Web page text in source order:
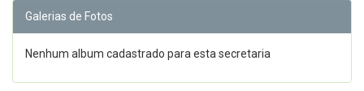
Galerias de Fotos
Nenhum album cadastrado para esta secretaria